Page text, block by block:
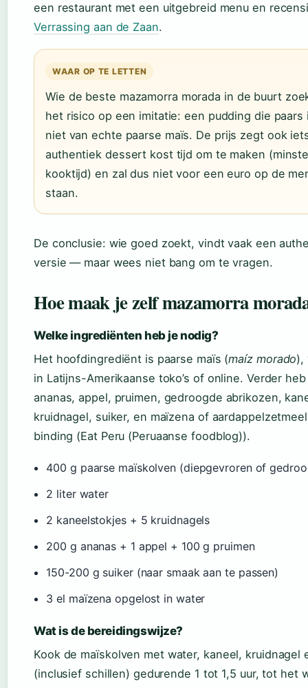
een restaurant met een uitgebreid menu en
Verrassing aan de Zaan.
WAAR OP TE LETTEN
Wie de beste mazamorra morada in de buurt
het risico op een imitatie: een pudding die paars
niet van echte paarse maïs. De prijs zegt ook
authentiek dessert kost tijd om te maken
kooktijd) en zal dus niet voor een euro op de
staan.
De conclusie: wie goed zoekt, vindt vaak een
versie — maar wees niet bang om te vragen.
Hoe maak je zelf mazamorra
Welke ingrediënten heb je nodig?
Het hoofdingrediënt is paarse maïs (maíz morado),
in Latijns-Amerikaanse toko’s of online. Verder
ananas, appel, pruimen, gedroogde abrikozen,
kruidnagel, suiker, en maïzena of
binding (Eat Peru (Peruaanse foodblog)).
400 g paarse maïskolven (diepgevroren of
2 liter water
2 kaneelstokjes + 5 kruidnagels
200 g ananas + 1 appel + 100 g pruimen
150-200 g suiker (naar smaak aan te passen)
3 el maïzena opgelost in water
Wat is de bereidingswijze?
Kook de maïskolven met water, kaneel, kruidnagel
(inclusief schillen) gedurende 1 tot 1,5 uur, tot het